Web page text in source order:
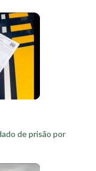
de prisão por